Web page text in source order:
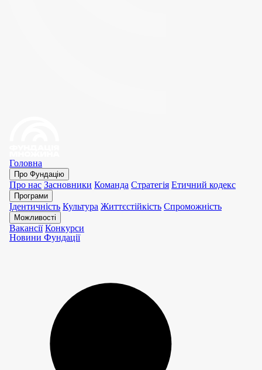
Головна
Про Фундацію
Про нас Засновники Команда Стратегія Етичний кодекс
Програми
Ідентичність Культура Життєстійкість Спроможність
Можливості
Вакансії Конкурси
Новини Фундації